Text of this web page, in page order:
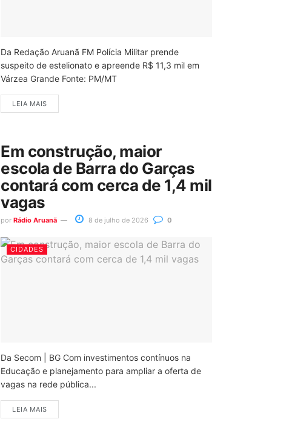
Da Redação Aruanã FM Polícia Militar prende
suspeito de estelionato e apreende R$ 11,3 mil em
Várzea Grande Fonte: PM/MT
LEIA MAIS
Em construção, maior
escola de Barra do Garças
contará com cerca de 1,4 mil
vagas
por Rádio Aruanã 8 de julho de 2026 0
CIDADES
Da Secom | BG Com investimentos contínuos na
Educação e planejamento para ampliar a oferta de
vagas na rede pública...
LEIA MAIS